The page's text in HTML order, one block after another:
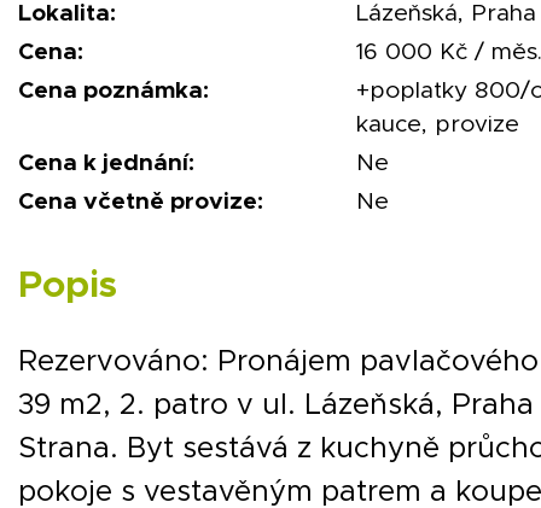
Lokalita:
Lázeňská, Praha
Cena:
16 000 Kč / měs.
Cena poznámka:
+poplatky 800/
kauce, provize
Cena k jednání:
Ne
Cena včetně provize:
Ne
Popis
Rezervováno: Pronájem
39 m2, 2. patro v ul. Lázeňská, Praha
Strana. Byt sestává z kuchyně
pokoje s vestavěným patrem a